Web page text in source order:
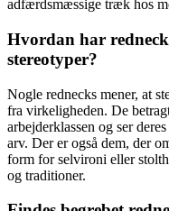
adfærdsmæssige træk hos
Hvordan har
stereotyper?
Nogle rednecks mener, at
fra virkeligheden. De
arbejderklassen og ser
arv. Der er også dem, der
form for selvironi eller
og traditioner.